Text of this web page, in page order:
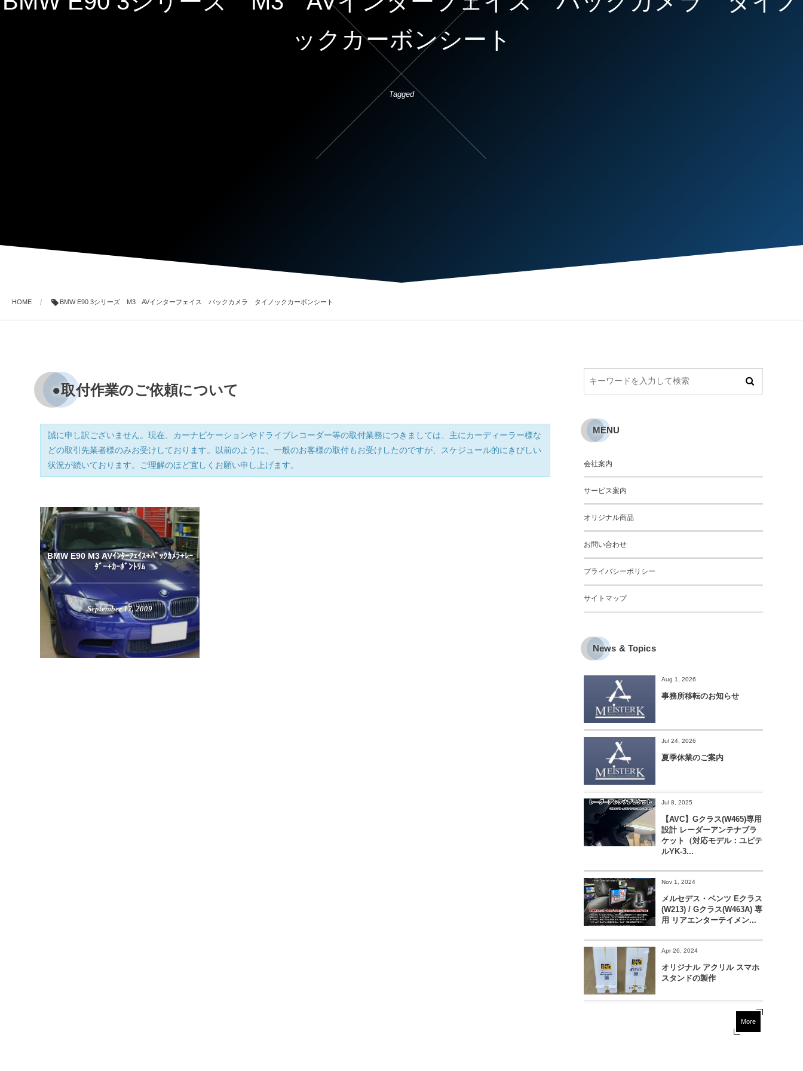
ックカーボンシート
Tagged
HOME BMW E90 3シリーズ M3 AVインターフェイス バックカメラ タイノックカーボンシート
●取付作業のご依頼について
誠に申し訳ございません。現在、カーナビケーションやドライブレコーダー等の取付業務につきましては、主にカーディーラー様な
どの取引先業者様のみお受けしております。以前のように、一般のお客様の取付もお受けしたのですが、スケジュール的にきびしい
状況が続いております。ご理解のほど宜しくお願い申し上げます。
BMW E90 M3 AVｲﾝﾀｰﾌｪｲｽ+ﾊﾞｯｸｶﾒﾗ+ﾚｰ
ﾀﾞｰ+ｶｰﾎﾞﾝﾄﾘﾑ
September 17,2009
MENU
会社案内
サービス案内
オリジナル商品
お問い合わせ
プライバシーポリシー
サイトマップ
News & Topics
Aug 1, 2026
事務所移転のお知らせ
Jul 24, 2026
夏季休業のご案内
Jul 8, 2025
【AVC】Gクラス(W465)専用
設計 レーダーアンテナブラ
ケット（対応モデル：ユピテ
ルYK-3...
Nov 1, 2024
メルセデス・ベンツ Eクラス
(W213) / Gクラス(W463A) 専
用 リアエンターテイメン...
Apr 26, 2024
オリジナル アクリル スマホ
スタンドの製作
More